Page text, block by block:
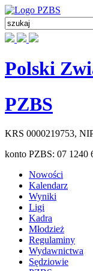
Polski
PZBS
KRS 0000219753,
konto PZBS: 07 1240
Nowości
Kalendarz
Wyniki
Ligi
Kadra
Młodzież
Regulaminy
Wydawnictwa
Sędziowie